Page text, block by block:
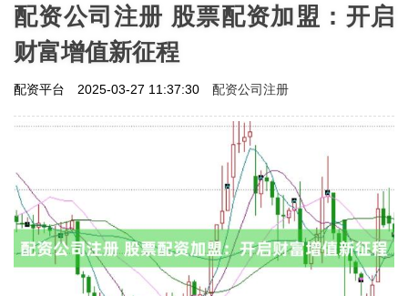
配资公司注册 股票配资加盟：开启
财富增值新征程
配资平台 2025-03-27 11:37:30 配资公司注册